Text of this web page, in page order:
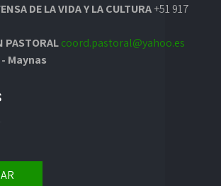
DE LA VIDA Y LA CULTURA+51 917
PASTORALcoord.pastoral@yahoo.es
- Maynas